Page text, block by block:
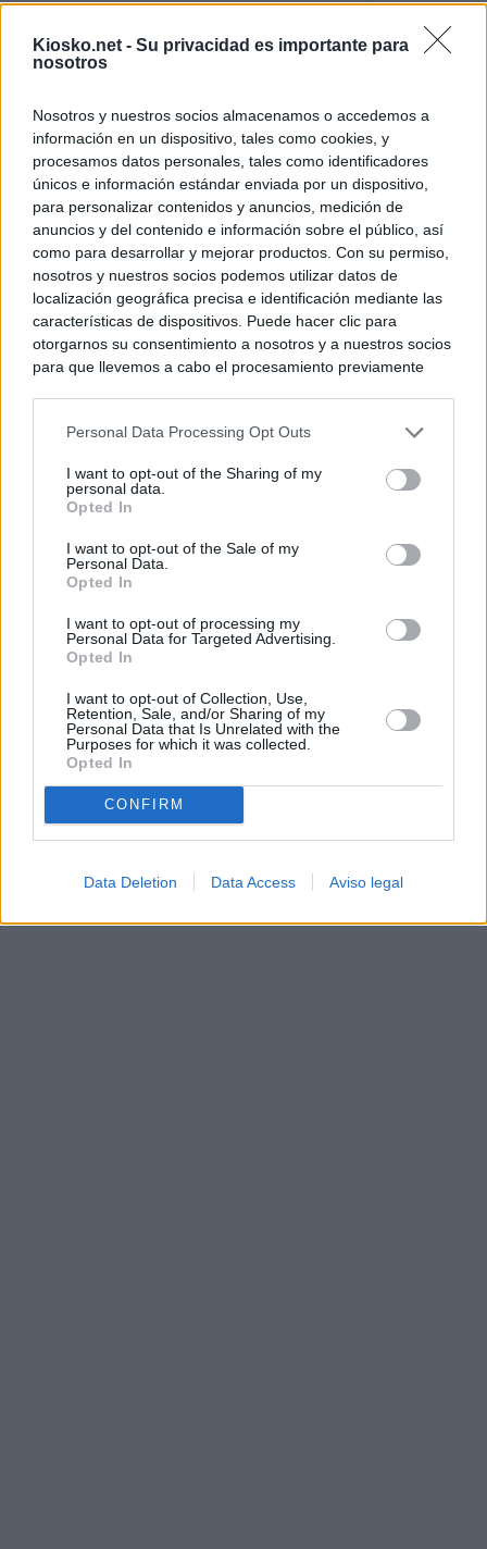
Kiosko.net - Su privacidad es importante para
nosotros
Nosotros y nuestros socios almacenamos o accedemos a
información en un dispositivo, tales como cookies, y
procesamos datos personales, tales como identificadores
únicos e información estándar enviada por un dispositivo,
para personalizar contenidos y anuncios, medición de
anuncios y del contenido e información sobre el público, así
como para desarrollar y mejorar productos. Con su permiso,
nosotros y nuestros socios podemos utilizar datos de
localización geográfica precisa e identificación mediante las
características de dispositivos. Puede hacer clic para
otorgarnos su consentimiento a nosotros y a nuestros socios
para que llevemos a cabo el procesamiento previamente
negar su consentimiento. Tenga en cuenta que algún
de su consentimiento, pero usted tiene el derecho de
rechazar tal procesamiento. Sus preferencias se aplicarán
cualquier momento entrando de nuevo en este sitio web o
visitando nuestra política de privacidad.
Personal Data Processing Opt Outs
I want to opt-out of the Sharing of my
personal data.
Opted In
I want to opt-out of the Sale of my
Personal Data.
Opted In
I want to opt-out of processing my
Personal Data for Targeted Advertising.
Opted In
I want to opt-out of Collection, Use,
Retention, Sale, and/or Sharing of my
Personal Data that Is Unrelated with the
Purposes for which it was collected.
Opted In
CONFIRM
Data Deletion Data Access Aviso legal
El uso personal
Comunidad de
de Gran Vía
logró venderlo
© Kiosko.net Aviso Legal Privacidad y Cookies